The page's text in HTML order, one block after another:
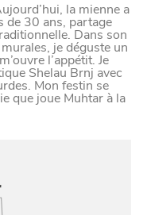
la mienne a
de 30 ans, partage
Dans son
je déguste un
l’appétit. Je
Shelau Brnj avec
Mon festin se
que joue Muhtar à la